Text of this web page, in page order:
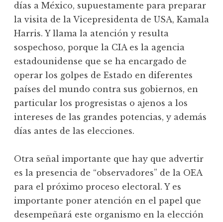
días a México, supuestamente para preparar
la visita de la Vicepresidenta de USA, Kamala
Harris. Y llama la atención y resulta
sospechoso, porque la CIA es la agencia
estadounidense que se ha encargado de
operar los golpes de Estado en diferentes
países del mundo contra sus gobiernos, en
particular los progresistas o ajenos a los
intereses de las grandes potencias, y además
días antes de las elecciones.
Otra señal importante que hay que advertir
es la presencia de “observadores” de la OEA
para el próximo proceso electoral. Y es
importante poner atención en el papel que
desempeñará este organismo en la elección